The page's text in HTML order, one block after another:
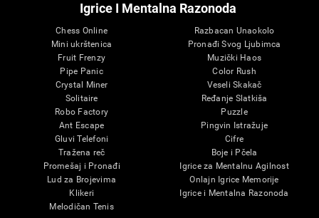
Igrice I Mentalna Razonoda
Chess Online
Mini ukrštenica
Fruit Frenzy
Pipe Panic
Crystal Miner
Solitaire
Robo Factory
Ant Escape
Gluvi Telefoni
Tražena reč
Promešaj i Pronađi
Lud za Brojevima
Klikeri
Melodičan Tenis
Razbacan Unaokolo
Pronađi Svog Ljubimca
Muzički Haos
Color Rush
Veseli Skakač
Ređanje Slatkiša
Puzzle
Pingvin Istražuje
Cifre
Boje i Pčela
Igrice za Mentalnu Agilnost
Onlajn Igrice Memorije
Igrice i Mentalna Razonoda